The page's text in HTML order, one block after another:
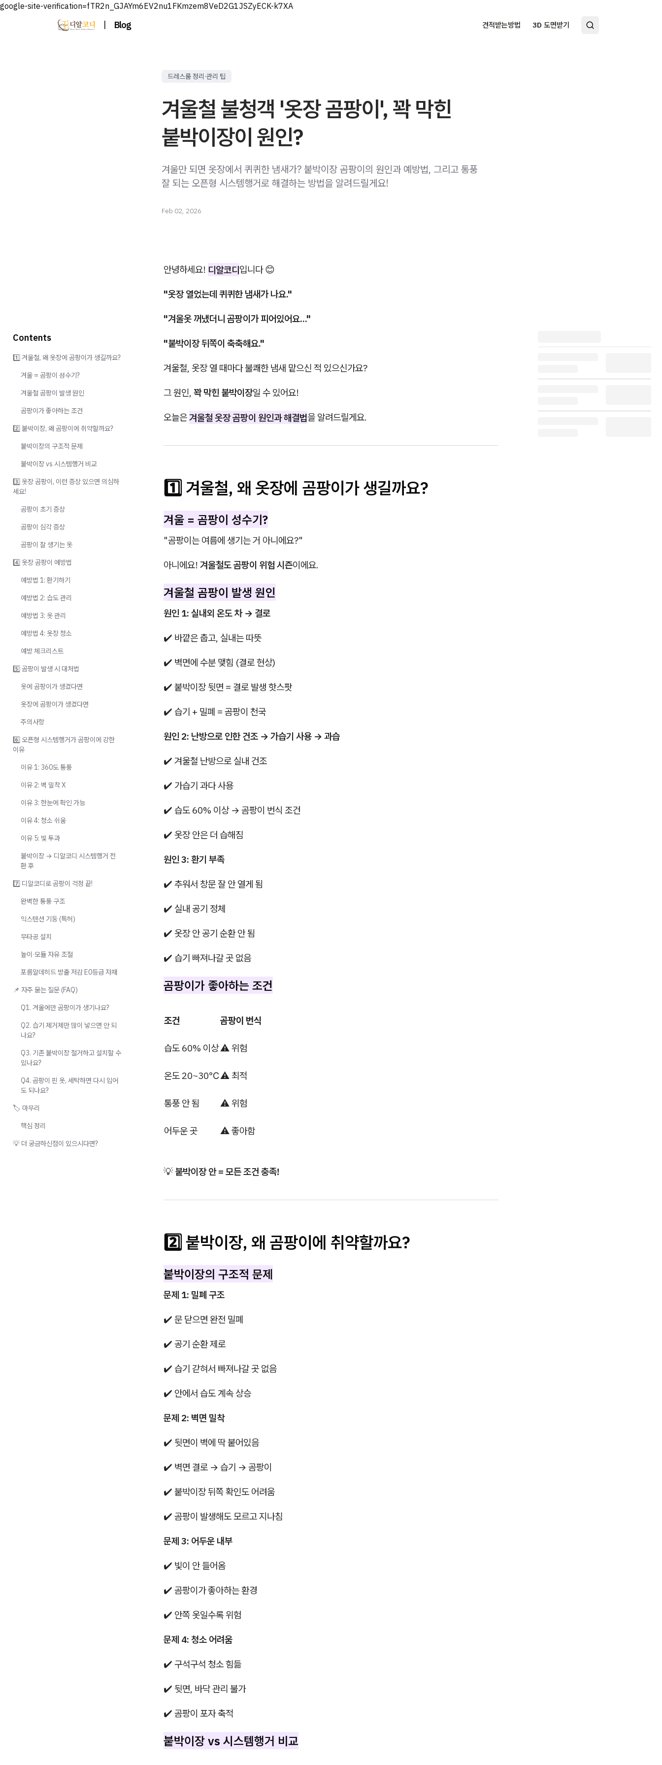
google-site-verification=fTR2n_GJAYm6EV2nu1FKmzem8VeD2G1JSZyECK-k7XA
| Blog 견적받는방법 3D 도면받기
드레스룸 정리·관리 팁
겨울철 불청객 '옷장 곰팡이', 꽉 막힌
붙박이장이 원인?
겨울만 되면 옷장에서 퀴퀴한 냄새가? 붙박이장 곰팡이의 원인과 예방법, 그리고 통풍
잘 되는 오픈형 시스템행거로 해결하는 방법을 알려드릴게요!
Feb 02, 2026
안녕하세요! 디알코디입니다 😊
"옷장 열었는데 퀴퀴한 냄새가 나요."
"겨울옷 꺼냈더니 곰팡이가 피어있어요..."
"붙박이장 뒤쪽이 축축해요."
겨울철, 옷장 열 때마다 불쾌한 냄새 맡으신 적 있으신가요?
그 원인, 꽉 막힌 붙박이장일 수 있어요!
오늘은겨울철 옷장 곰팡이 원인과 해결법을 알려드릴게요.
1️⃣ 겨울철, 왜 옷장에 곰팡이가 생길까요?
겨울 = 곰팡이 성수기?
"곰팡이는 여름에 생기는 거 아니에요?"
아니에요! 겨울철도 곰팡이 위험 시즌이에요.
겨울철 곰팡이 발생 원인
원인 1: 실내외 온도 차 → 결로
✔️ 바깥은 춥고, 실내는 따뜻
✔️ 벽면에 수분 맺힘 (결로 현상)
✔️ 붙박이장 뒷면 = 결로 발생 핫스팟
✔️ 습기 + 밀폐 = 곰팡이 천국
원인 2: 난방으로 인한 건조 → 가습기 사용 → 과습
✔️ 겨울철 난방으로 실내 건조
✔️ 가습기 과다 사용
✔️ 습도 60% 이상 → 곰팡이 번식 조건
✔️ 옷장 안은 더 습해짐
원인 3: 환기 부족
✔️ 추워서 창문 잘 안 열게 됨
✔️ 실내 공기 정체
✔️ 옷장 안 공기 순환 안 됨
✔️ 습기 빠져나갈 곳 없음
곰팡이가 좋아하는 조건
조건 곰팡이 번식
습도 60% 이상⚠️ 위험
온도 20~30℃⚠️ 최적
통풍 안 됨 ⚠️ 위험
어두운 곳 ⚠️ 좋아함
💡 붙박이장 안 = 모든 조건 충족!
2️⃣ 붙박이장, 왜 곰팡이에 취약할까요?
붙박이장의 구조적 문제
문제 1: 밀폐 구조
✔️ 문 닫으면 완전 밀폐
✔️ 공기 순환 제로
✔️ 습기 갇혀서 빠져나갈 곳 없음
✔️ 안에서 습도 계속 상승
문제 2: 벽면 밀착
✔️ 뒷면이 벽에 딱 붙어있음
✔️ 벽면 결로 → 습기 → 곰팡이
✔️ 붙박이장 뒤쪽 확인도 어려움
✔️ 곰팡이 발생해도 모르고 지나침
문제 3: 어두운 내부
✔️ 빛이 안 들어옴
✔️ 곰팡이가 좋아하는 환경
✔️ 안쪽 옷일수록 위험
문제 4: 청소 어려움
✔️ 구석구석 청소 힘듦
✔️ 뒷면, 바닥 관리 불가
✔️ 곰팡이 포자 축적
붙박이장 vs 시스템행거 비교
Contents
1️⃣ 겨울철, 왜 옷장에 곰팡이가 생길까요?
겨울 = 곰팡이 성수기?
겨울철 곰팡이 발생 원인
곰팡이가 좋아하는 조건
2️⃣ 붙박이장, 왜 곰팡이에 취약할까요?
붙박이장의 구조적 문제
붙박이장 vs 시스템행거 비교
3️⃣ 옷장 곰팡이, 이런 증상 있으면 의심하
세요!
곰팡이 초기 증상
곰팡이 심각 증상
곰팡이 잘 생기는 옷
4️⃣ 옷장 곰팡이 예방법
예방법 1: 환기하기
예방법 2: 습도 관리
예방법 3: 옷 관리
예방법 4: 옷장 청소
예방 체크리스트
5️⃣ 곰팡이 발생 시 대처법
옷에 곰팡이가 생겼다면
옷장에 곰팡이가 생겼다면
주의사항
6️⃣ 오픈형 시스템행거가 곰팡이에 강한
이유
이유 1: 360도 통풍
이유 2: 벽 밀착 X
이유 3: 한눈에 확인 가능
이유 4: 청소 쉬움
이유 5: 빛 투과
붙박이장 → 디알코디 시스템행거 전
환 후
7️⃣ 디알코디로 곰팡이 걱정 끝!
완벽한 통풍 구조
익스텐션 기둥 (특허)
무타공 설치
높이·모듈 자유 조절
포름알데히드 방출 저감 E0등급 자재
📌 자주 묻는 질문 (FAQ)
Q1. 겨울에만 곰팡이가 생기나요?
Q2. 습기 제거제만 많이 넣으면 안 되
나요?
Q3. 기존 붙박이장 철거하고 설치할 수
있나요?
Q4. 곰팡이 핀 옷, 세탁하면 다시 입어
도 되나요?
🏷️ 마무리
핵심 정리
💡 더 궁금하신점이 있으시다면?